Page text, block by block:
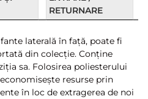
RETURNARE
laterală în față, poate fi
din colecție. Conține
sa. Folosirea poliesterului
resurse prin
în loc de extragerea de noi